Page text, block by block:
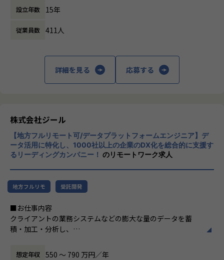
のコミュニケーション能力など、幅広い経験に基づくスキル
●エンドユーザー様と直接やり取りをする立場であり、要件
【ポジションの魅力】
●北海道拠点でも顧客は東京本社と同様で、大手企業を中心
とした企業様のデータやDX推進に触れる機会も多く、東京で
【募集背景】
ジールの成長拡大、そして市場の成長性にこたえるための採
用になります。働く地域を理由とした就業の制限をなくし、
りつつ、大手企業のデータプラットフォーム案件の中核とな
【業務の変更の範囲】
適正に応じて、会社の指示する業務への異動を命じることが
する立場にスコープを拡張しています。
顧客の大半は大手企業となっており、30年以
■Mission：専門性と技術力、高度な分析ノ
ズに応えるため、私たちは「プロフェッショ
ナルサービスの大衆化」をミッションとして
掲げております。高い専門性を持った技術
力、深い経験から得られた多様性のある高度
な分析力をハイクオリティ＆ローコストで提
供することで、企業の競争優位確保に貢献す
ることを私たちは使命としております。
造」を掲げて、理想企業の創造に向け、「社
員全員が燃える会社」を目指しています。理
展する企業です。そして、社員全員が燃え続
設立年数 15年
従業員数 411人
詳細を見る 応募する
株式会社ジール
【地方フルリモート可/データプラットフォームエンジニア】デ
ータ活用に特化し、1000社以上の企業のDX化を総合的に支援す
るリーディングカンパニー！ のリモートワーク求人
地方フルリモ 受託開発
■お仕事内容
クライアントの業務システムなどの膨大な量のデータを蓄
積・加工・分析し、
含むデータプラットフォームの導入から実行支援までを行っ
想定年収 550 〜 790 万円／年